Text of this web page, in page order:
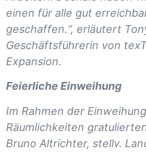
einen für alle gut
geschaffen.“, erläutert
Geschäftsführerin von
Expansion.
Feierliche Einweihung
Im Rahmen der
Räumlichkeiten
Bruno Altrichter, stellv.